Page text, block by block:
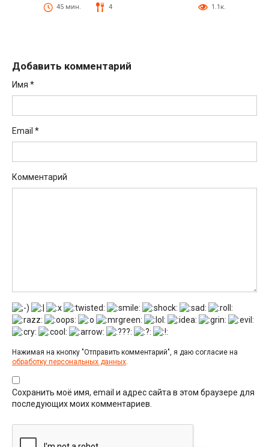
45 мин. 4 1.1к.
Добавить комментарий
Имя *
Email *
Комментарий
Нажимая на кнопку "Отправить комментарий", я даю согласие на
обработку персональных данных
Сохранить моё имя, email и адрес сайта в этом браузере для
последующих моих комментариев.